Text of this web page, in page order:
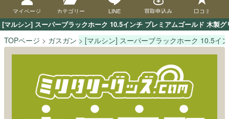
[マルシン] スーパーブラックホーク 10.5インチ プレミアムゴールド 木製
マイページ カテゴリー LINE 買取申込み 口コミ
TOPページ ガスガン [マルシン] スーパーブラックホーク 10.5イ